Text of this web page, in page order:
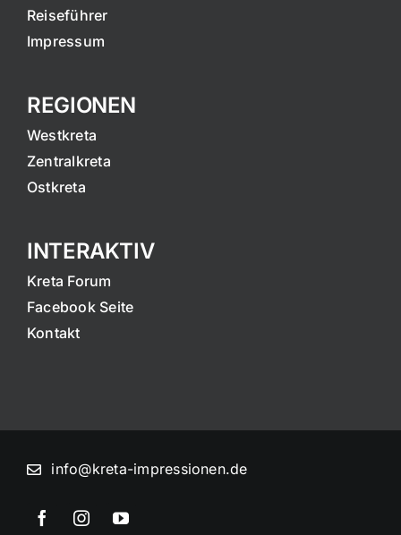
Reiseführer
Impressum
REGIONEN
Westkreta
Zentralkreta
Ostkreta
INTERAKTIV
Kreta Forum
Facebook Seite
Kontakt
info@kreta-impressionen.de